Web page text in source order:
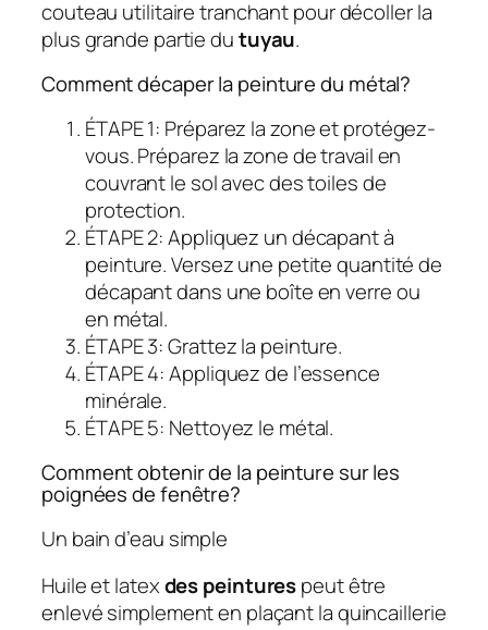
couteau utilitaire tranchant pour décoller la
plus grande partie dutuyau.
Comment décaper la peinture du métal?
ÉTAPE 1: Préparez la zone et protégez-
vous. Préparez la zone de travail en
couvrant le sol avec des toiles de
protection.
ÉTAPE 2: Appliquez un décapant à
peinture. Versez une petite quantité de
décapant dans une boîte en verre ou
en métal.
ÉTAPE 3: Grattez la peinture.
ÉTAPE 4: Appliquez de l’essence
minérale.
ÉTAPE 5: Nettoyez le métal.
Comment obtenir de la peinture sur les
poignées de fenêtre?
Un bain d’eau simple
Huile et latexdes peinturespeut être
enlevé simplement en plaçant la quincaillerie